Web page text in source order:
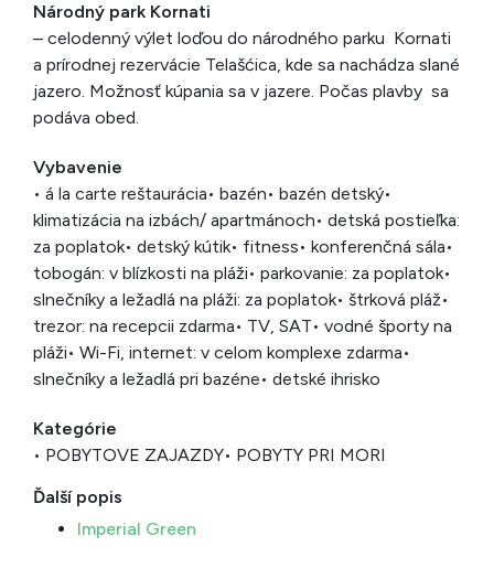
Národný park Kornati
– celodenný výlet loďou do národného parku Kornati
a prírodnej rezervácie Telašćica, kde sa nachádza slané
jazero. Možnosť kúpania sa v jazere. Počas plavby sa
podáva obed.
Vybavenie
• á la carte reštaurácia• bazén• bazén detský•
klimatizácia na izbách/ apartmánoch• detská postieľka:
za poplatok• detský kútik• fitness• konferenčná sála•
tobogán: v blízkosti na pláži• parkovanie: za poplatok•
slnečníky a ležadlá na pláži: za poplatok• štrková pláž•
trezor: na recepcii zdarma• TV, SAT• vodné športy na
pláži• Wi-Fi, internet: v celom komplexe zdarma•
slnečníky a ležadlá pri bazéne• detské ihrisko
Kategórie
• POBYTOVE ZAJAZDY• POBYTY PRI MORI
Ďalší popis
Imperial Green